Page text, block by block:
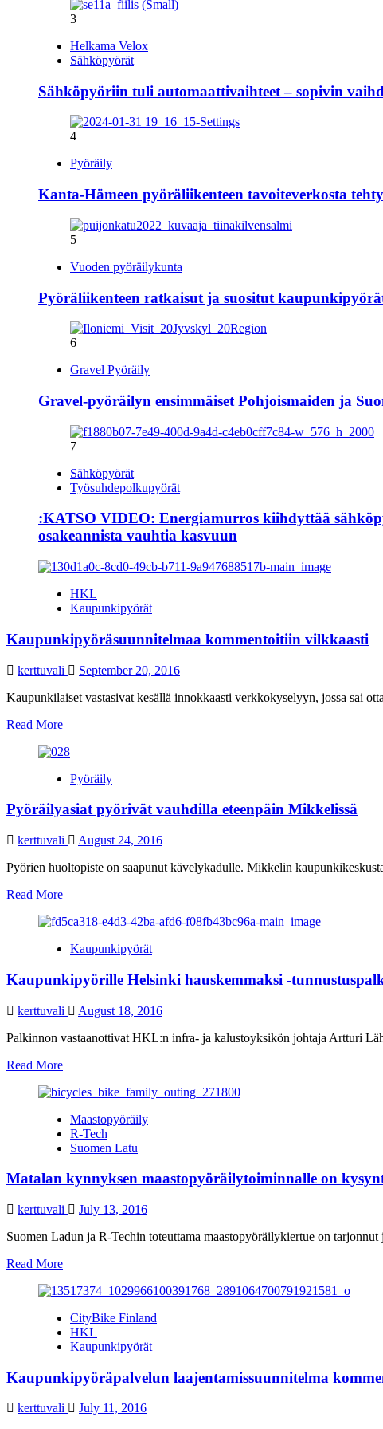
3
Helkama Velox
Sähköpyörät
Sähköpyöriin tuli automaattivaihteet – sopivin
4
Pyöräily
Kanta-Hämeen pyöräliikenteen tavoiteverkosta
5
Vuoden pyöräilykunta
Pyöräliikenteen ratkaisut ja suositut
6
Gravel Pyöräily
Gravel-pyöräilyn ensimmäiset Pohjoismaiden ja
7
Sähköpyörät
Työsuhdepolkupyörät
:KATSO VIDEO: Energiamurros kiihdyttää
osakeannista vauhtia kasvuun
HKL
Kaupunkipyörät
Kaupunkipyöräsuunnitelmaa kommentoitiin vilkkaasti
kerttuvali
September 20, 2016
Kaupunkilaiset vastasivat kesällä innokkaasti verkkokyselyyn, jossa sai
Read MoreRead
about
kommentoitiin
Pyöräily
Pyöräilyasiat pyörivät vauhdilla eteenpäin Mikkelissä
kerttuvali
August 24, 2016
Pyörien huoltopiste on saapunut kävelykadulle. Mikkelin
Read MoreRead
about
pyörivät
eteenpäin
Kaupunkipyörät
Kaupunkipyörille Helsinki hauskemmaksi -
kerttuvali
August 18, 2016
Palkinnon vastaanottivat HKL:n infra- ja kalustoyksikön johtaja Artturi
Read MoreRead
about
Helsinki
hauskemmaksi
Maastopyöräily
R-Tech
Suomen Latu
Matalan kynnyksen maastopyöräilytoiminnalle on
kerttuvali
July 13, 2016
Suomen Ladun ja R-Techin toteuttama maastopyöräilykiertue on
Read MoreRead
about
kynnyksen
maastopyöräilytoiminnalle
on
CityBike Finland
HKL
Kaupunkipyörät
Kaupunkipyöräpalvelun laajentamissuunnitelma
kerttuvali
July 11, 2016